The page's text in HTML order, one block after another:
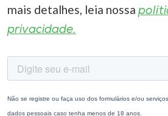
mais detalhes, leia nossa
privacidade.